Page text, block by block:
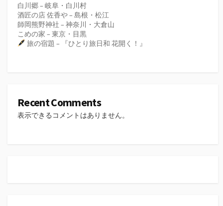
白川郷 – 岐阜・白川村
酒匠の店 佐香や – 島根・松江
師岡熊野神社 – 神奈川・大倉山
こめの家 – 東京・目黒
旅の宿題 – 『ひとり旅日和 花開く！』
Recent Comments
表示できるコメントはありません。